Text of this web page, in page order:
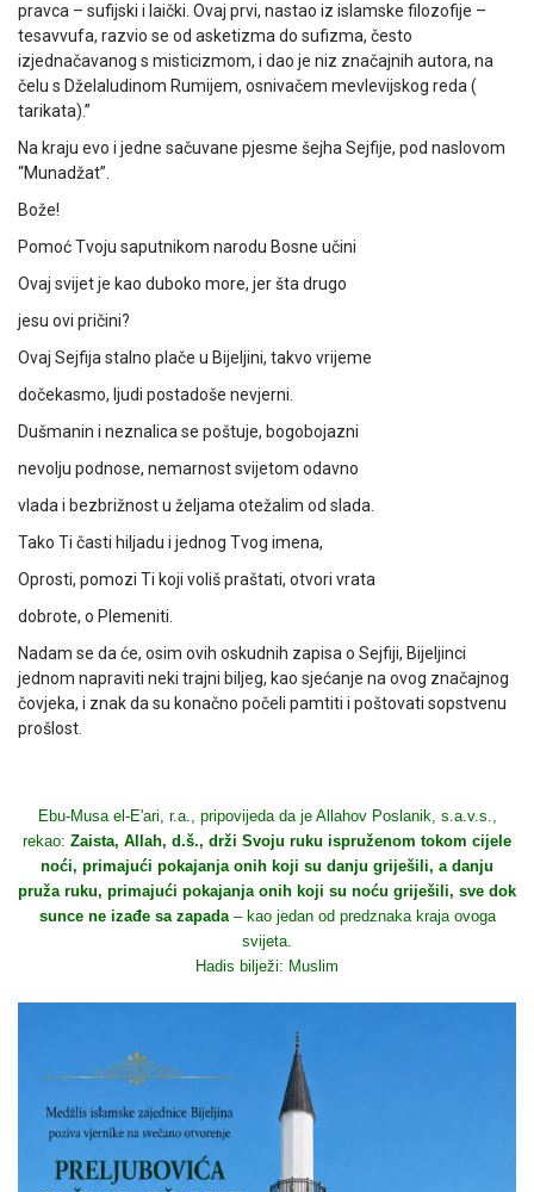
pravca – sufijski i laički. Ovaj prvi, nastao iz islamske filozofije –
tesavvufa, razvio se od asketizma do sufizma, često
izjednačavanog s misticizmom, i dao je niz značajnih autora, na
čelu s Dželaludinom Rumijem, osnivačem mevlevijskog reda (
tarikata).”
Na kraju evo i jedne sačuvane pjesme šejha Sejfije, pod naslovom
“Munadžat”.
Bože!
Pomoć Tvoju saputnikom narodu Bosne učini
Ovaj svijet je kao duboko more, jer šta drugo
jesu ovi pričini?
Ovaj Sejfija stalno plače u Bijeljini, takvo vrijeme
dočekasmo, ljudi postadoše nevjerni.
Dušmanin i neznalica se poštuje, bogobojazni
nevolju podnose, nemarnost svijetom odavno
vlada i bezbrižnost u željama otežalim od slada.
Tako Ti časti hiljadu i jednog Tvog imena,
Oprosti, pomozi Ti koji voliš praštati, otvori vrata
dobrote, o Plemeniti.
Nadam se da će, osim ovih oskudnih zapisa o Sejfiji, Bijeljinci
jednom napraviti neki trajni biljeg, kao sjećanje na ovog značajnog
čovjeka, i znak da su konačno počeli pamtiti i poštovati sopstvenu
prošlost.
Ebu-Musa el-E'ari, r.a., pripovijeda da je Allahov Poslanik, s.a.v.s.,
rekao: Zaista, Allah, d.š., drži Svoju ruku ispruženom tokom cijele
noći, primajući pokajanja onih koji su danju griješili, a danju
pruža ruku, primajući pokajanja onih koji su noću griješili, sve dok
sunce ne izađe sa zapada– kao jedan od predznaka kraja ovoga
svijeta.
Hadis bilježi: Muslim